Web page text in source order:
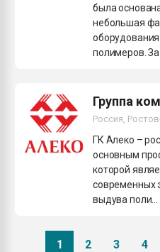
была
небольшая
полимеров. За
Группа
Россия,
ГК Алеко –
основным
которой
современных
выдува поли...
1 2 3 4